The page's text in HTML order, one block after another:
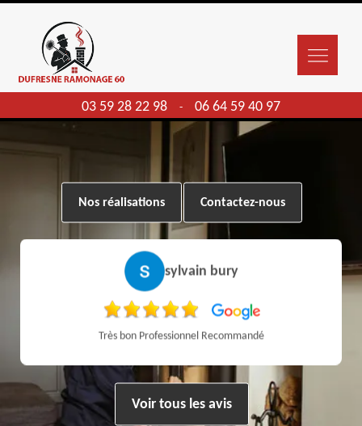
03 59 28 22 98 - 06 64 59 40 97
Nos réalisations Contactez-nous
sylvain bury
Très bon Professionnel Recommandé
Voir tous les avis